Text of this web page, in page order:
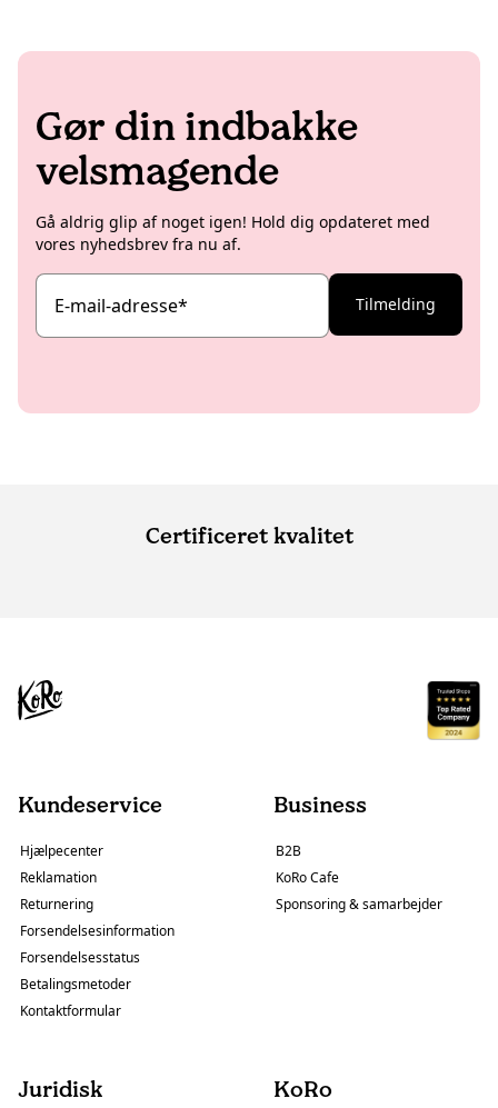
Gør din indbakke
velsmagende
Gå aldrig glip af noget igen! Hold dig opdateret med
vores nyhedsbrev fra nu af.
E-mail-adresse* Tilmelding
Certificeret kvalitet
Kundeservice
Hjælpecenter
Reklamation
Returnering
Forsendelsesinformation
Forsendelsesstatus
Betalingsmetoder
Kontaktformular
Business
B2B
KoRo Cafe
Sponsoring & samarbejder
Juridisk KoRo